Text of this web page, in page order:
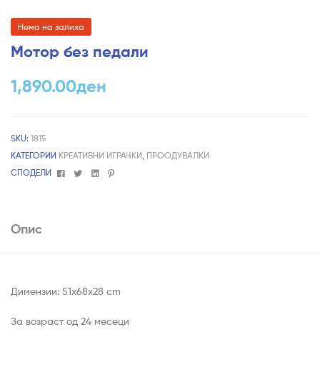
Нема на залиха
Мотор без педали
1,890.00ден
SKU: 1815
КАТЕГОРИИ КРЕАТИВНИ ИГРАЧКИ ПРООДУВАЛКИ
СПОДЕЛИ
FacebookTwitterLinkedin
Pinterest
Опис
Димензии: 51x68x28 cm
За возраст од 24 месеци